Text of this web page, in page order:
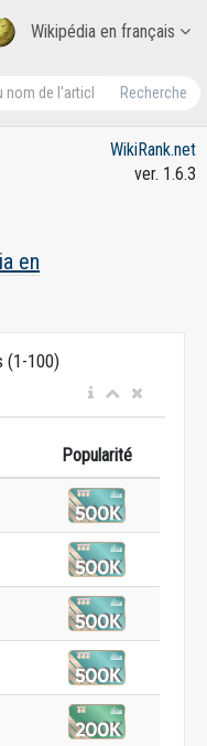
Wikipédia en français
Recherche
en
WikiRank.net
ver. 1.6.3
(1-100)
Popularité